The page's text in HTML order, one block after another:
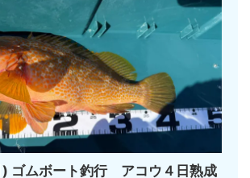
ゴムボート釣行 アコウ４日熟成